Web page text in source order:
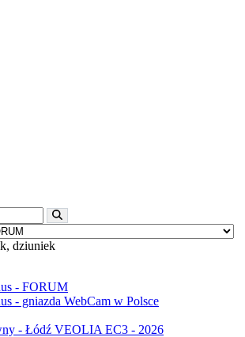
, dziuniek
- FORUM
- gniazda WebCam w Polsce
- Łódź VEOLIA EC3 - 2026